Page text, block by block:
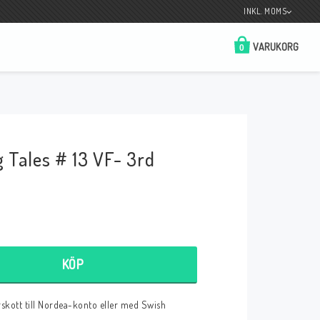
INKL. MOMS
VARUKORG
0
Betala enkelt i förskott till konto i Nordea
# 13 VF- 3rd
KÖP
till Nordea-konto eller med Swish